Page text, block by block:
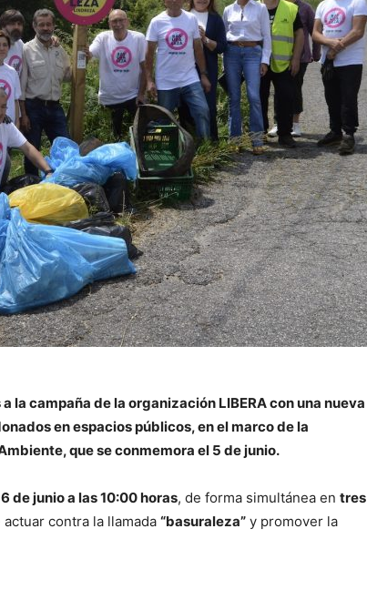
la campaña de la organización LIBERA con una nueva
en espacios públicos, en el marco de la
que se conmemora el 5 de junio.
de junio a las 10:00 horas, de forma simultánea en tres
contra la llamada “basuraleza” y promover la